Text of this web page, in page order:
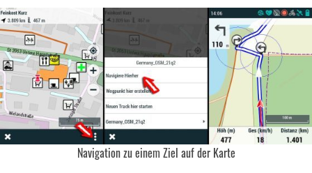
Navigation zu einem Ziel auf der Karte